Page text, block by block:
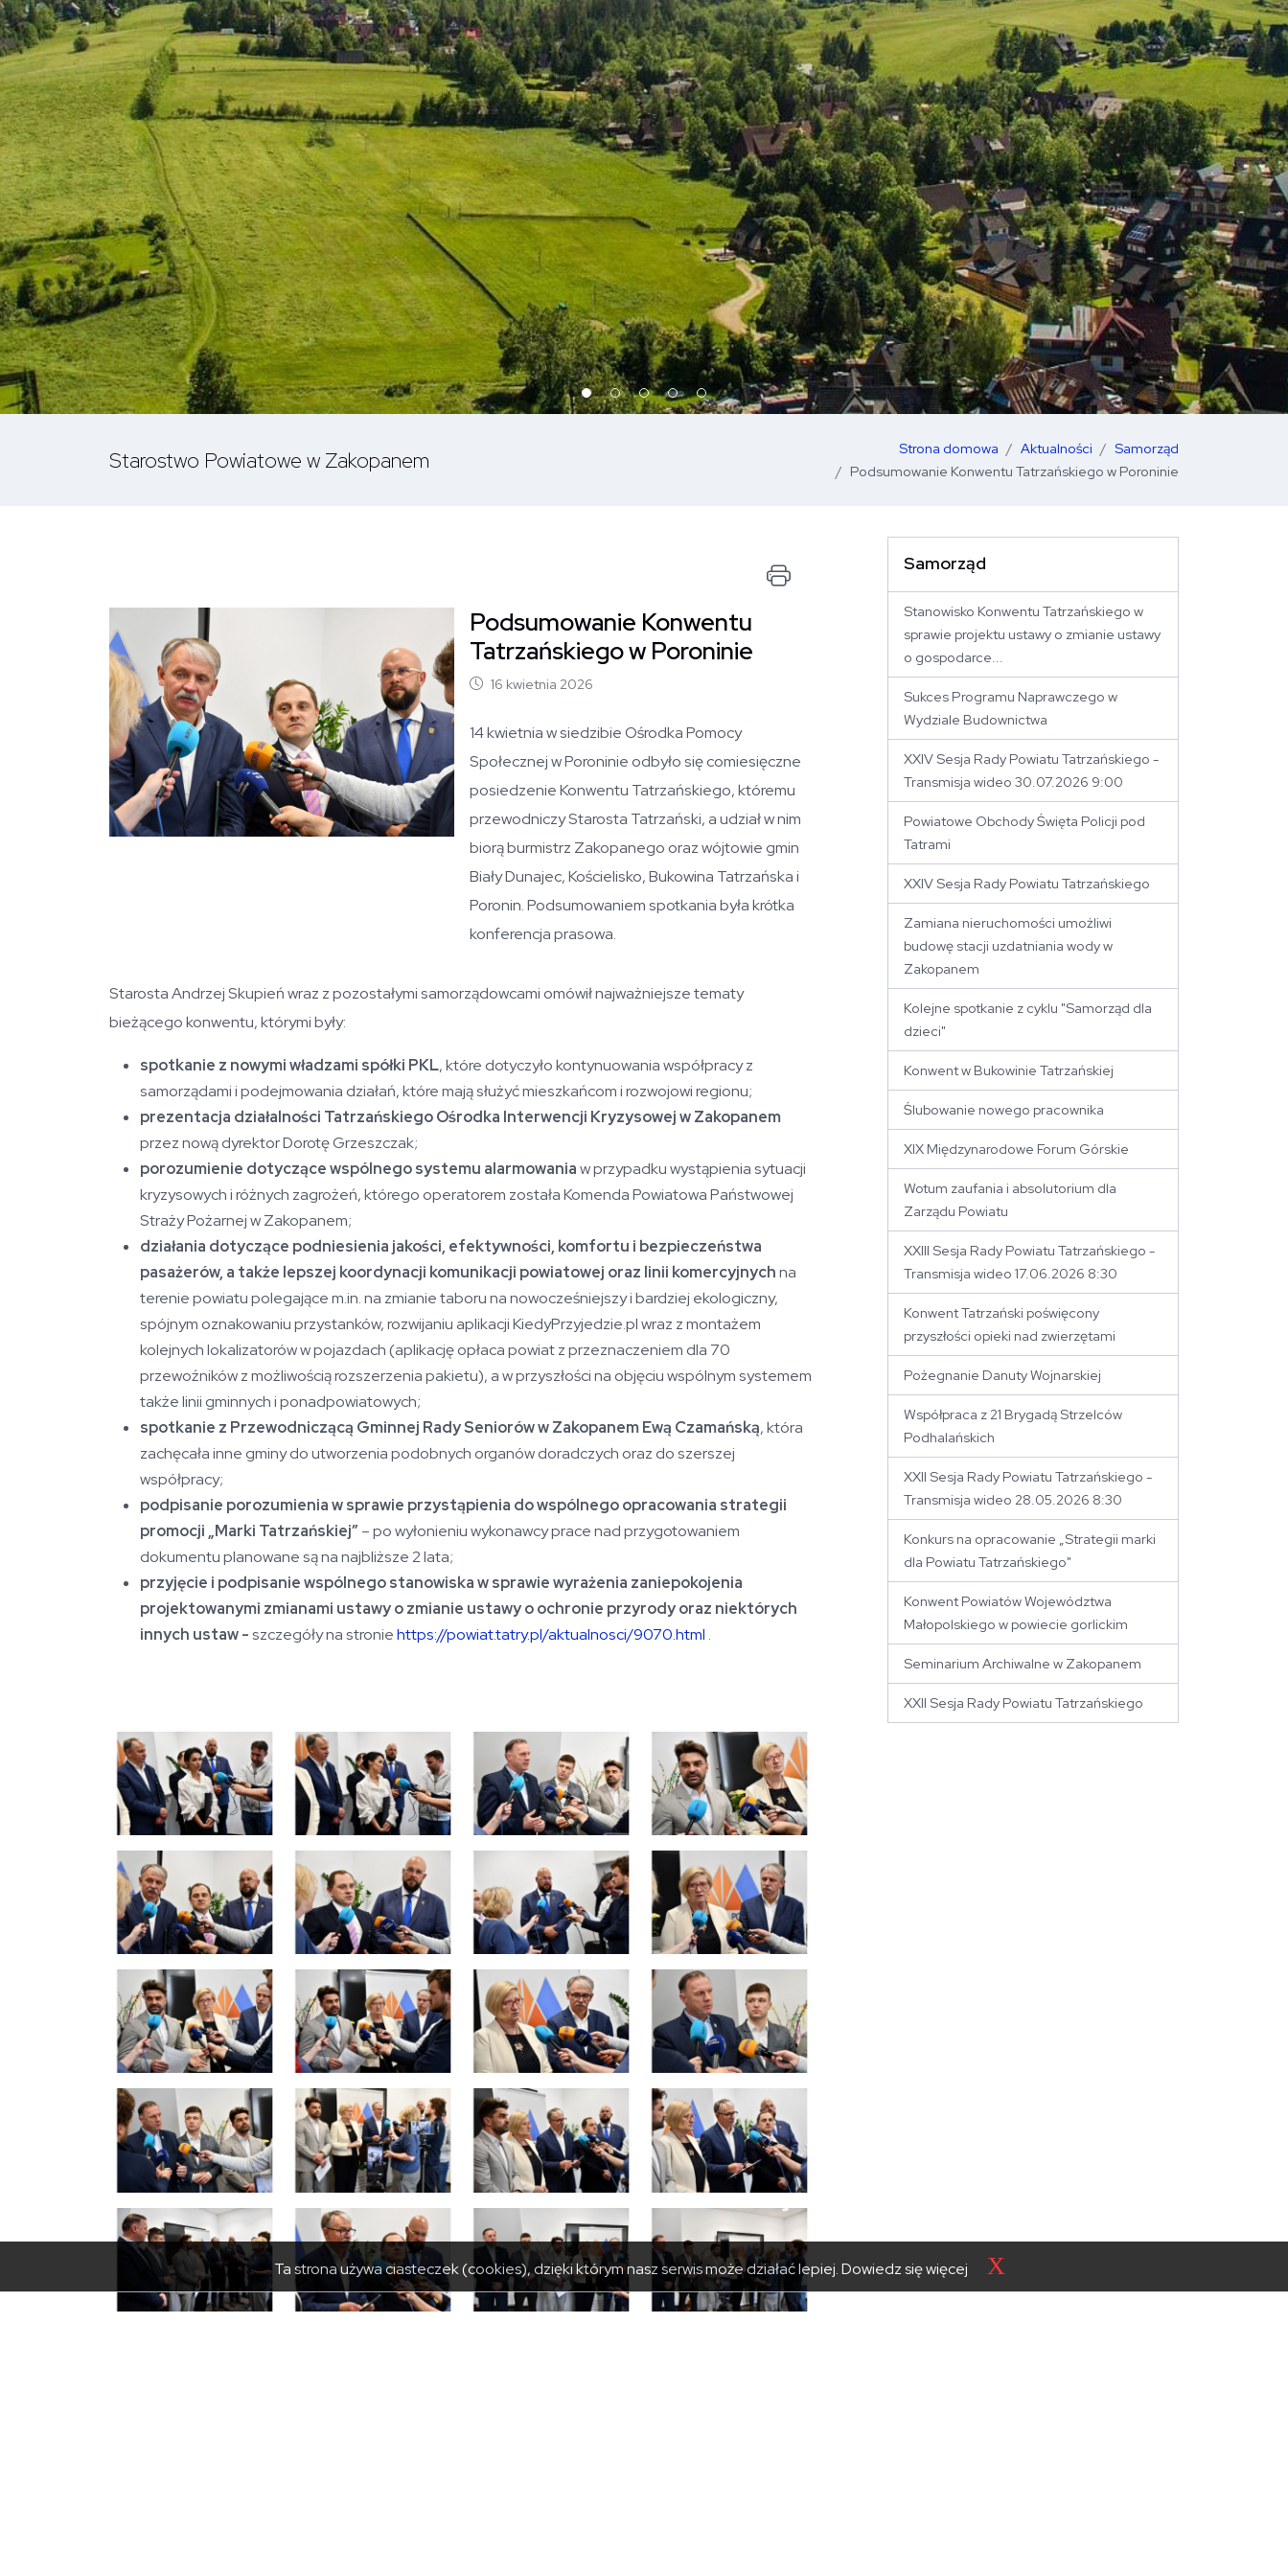
Starostwo Powiatowe w Zakopanem Strona domowa Aktualności
Samorząd
Podsumowanie Konwentu Tatrzańskiego w Poroninie
Drukuj stronę
Otwórz zdjęcie artykułu
Podsumowanie Konwentu
Tatrzańskiego w Poroninie
16 kwietnia 2026
14 kwietnia w siedzibie Ośrodka Pomocy
Społecznej w Poroninie odbyło się comiesięczne
posiedzenie Konwentu Tatrzańskiego, któremu
przewodniczy Starosta Tatrzański, a udział w nim
biorą burmistrz Zakopanego oraz wójtowie gmin
Biały Dunajec, Kościelisko, Bukowina Tatrzańska i
Poronin. Podsumowaniem spotkania była krótka
konferencja prasowa.
Starosta Andrzej Skupień wraz z pozostałymi samorządowcami omówił najważniejsze tematy
bieżącego konwentu, którymi były:
spotkanie z nowymi władzami spółki PKL, które dotyczyło kontynuowania współpracy z
samorządami i podejmowania działań, które mają służyć mieszkańcom i rozwojowi regionu;
prezentacja działalności Tatrzańskiego Ośrodka Interwencji Kryzysowej w Zakopanem
przez nową dyrektor Dorotę Grzeszczak;
porozumienie dotyczące wspólnego systemu alarmowaniaw przypadku wystąpienia sytuacji
kryzysowych i różnych zagrożeń, którego operatorem została Komenda Powiatowa Państwowej
Straży Pożarnej w Zakopanem;
działania dotyczące podniesienia jakości, efektywności, komfortu i bezpieczeństwa
pasażerów, a także lepszej koordynacji komunikacji powiatowej oraz linii komercyjnychna
terenie powiatu polegające m.in. na zmianie taboru na nowocześniejszy i bardziej ekologiczny,
spójnym oznakowaniu przystanków, rozwijaniu aplikacji KiedyPrzyjedzie.pl wraz z montażem
kolejnych lokalizatorów w pojazdach (aplikację opłaca powiat z przeznaczeniem dla 70
przewoźników z możliwością rozszerzenia pakietu), a w przyszłości na objęciu wspólnym systemem
także linii gminnych i ponadpowiatowych;
spotkanie z Przewodniczącą Gminnej Rady Seniorów w Zakopanem Ewą Czamańską, która
zachęcała inne gminy do utworzenia podobnych organów doradczych oraz do szerszej
współpracy;
podpisanie porozumienia w sprawie przystąpienia do wspólnego opracowania strategii
promocji „Marki Tatrzańskiej”– po wyłonieniu wykonawcy prace nad przygotowaniem
dokumentu planowane są na najbliższe 2 lata;
przyjęcie i podpisanie wspólnego stanowiska w sprawie wyrażenia zaniepokojenia
projektowanymi zmianami ustawy o zmianie ustawy o ochronie przyrody oraz niektórych
innych ustaw -szczegóły na stroniehttps://powiat.tatry.pl/aktualnosci/9070.html .
Samorząd
Stanowisko Konwentu Tatrzańskiego w
sprawie projektu ustawy o zmianie ustawy
o gospodarce...
Sukces Programu Naprawczego w
Wydziale Budownictwa
XXIV Sesja Rady Powiatu Tatrzańskiego -
Transmisja wideo 30.07.2026 9:00
Powiatowe Obchody Święta Policji pod
Tatrami
XXIV Sesja Rady Powiatu Tatrzańskiego
Zamiana nieruchomości umożliwi
budowę stacji uzdatniania wody w
Zakopanem
Kolejne spotkanie z cyklu "Samorząd dla
dzieci"
Konwent w Bukowinie Tatrzańskiej
Ślubowanie nowego pracownika
XIX Międzynarodowe Forum Górskie
Wotum zaufania i absolutorium dla
Zarządu Powiatu
XXIII Sesja Rady Powiatu Tatrzańskiego -
Transmisja wideo 17.06.2026 8:30
Konwent Tatrzański poświęcony
przyszłości opieki nad zwierzętami
Pożegnanie Danuty Wojnarskiej
Współpraca z 21 Brygadą Strzelców
Podhalańskich
XXII Sesja Rady Powiatu Tatrzańskiego -
Transmisja wideo 28.05.2026 8:30
Konkurs na opracowanie „Strategii marki
dla Powiatu Tatrzańskiego"
Konwent Powiatów Województwa
Małopolskiego w powiecie gorlickim
Seminarium Archiwalne w Zakopanem
XXII Sesja Rady Powiatu Tatrzańskiego
Ta strona używa ciasteczek (cookies), dzięki którym nasz serwis może działać lepiej.Dowiedz się więcej X